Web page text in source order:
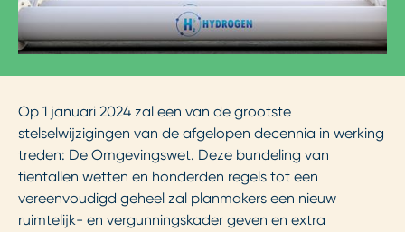
Op 1 januari 2024 zal een van de grootste
stelselwijzigingen van de afgelopen decennia in werking
treden: De Omgevingswet. Deze bundeling van
tientallen wetten en honderden regels tot een
vereenvoudigd geheel zal planmakers een nieuw
ruimtelijk- en vergunningskader geven en extra